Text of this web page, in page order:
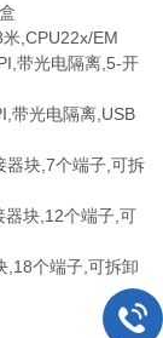
,CPU22x/EM
带光电隔离,5-开
带光电隔离,USB
器块,7个端子,可拆
器块,12个端子,可
,18个端子,可拆卸